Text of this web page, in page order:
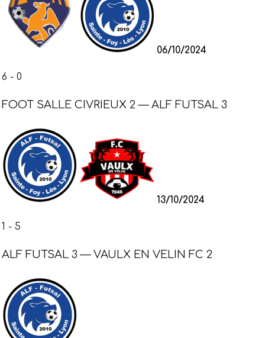
06/10/2024
6 - 0
FOOT SALLE CIVRIEUX 2 — ALF FUTSAL 3
13/10/2024
1 - 5
ALF FUTSAL 3 — VAULX EN VELIN FC 2